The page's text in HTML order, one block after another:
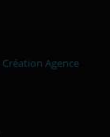
Création Agence